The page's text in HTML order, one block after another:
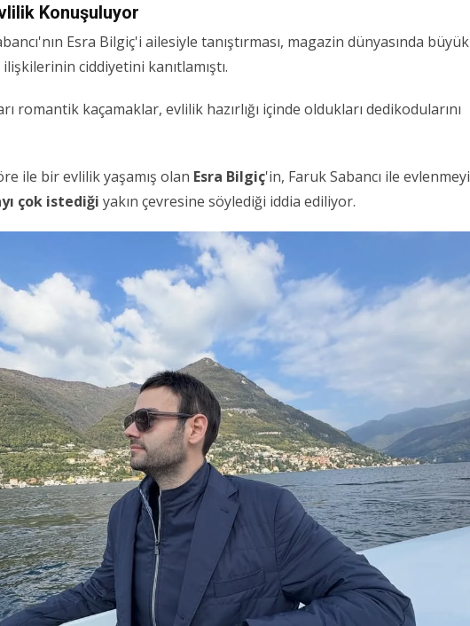
Konuşuluyor
Esra Bilgiç'i ailesiyle tanıştırması, magazin dünyasında büyük
ilişkilerinin ciddiyetini kanıtlamıştı.
romantik kaçamaklar, evlilik hazırlığı içinde oldukları dedikodularını
ile bir evlilik yaşamış olan Esra Bilgiç'in, Faruk Sabancı ile evlenmeyi
çok istediği yakın çevresine söylediği iddia ediliyor.